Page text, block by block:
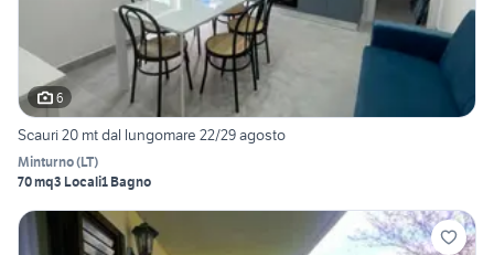
6
Scauri 20 mt dal lungomare 22/29 agosto
Minturno(LT)
70 mq3 Locali1 Bagno